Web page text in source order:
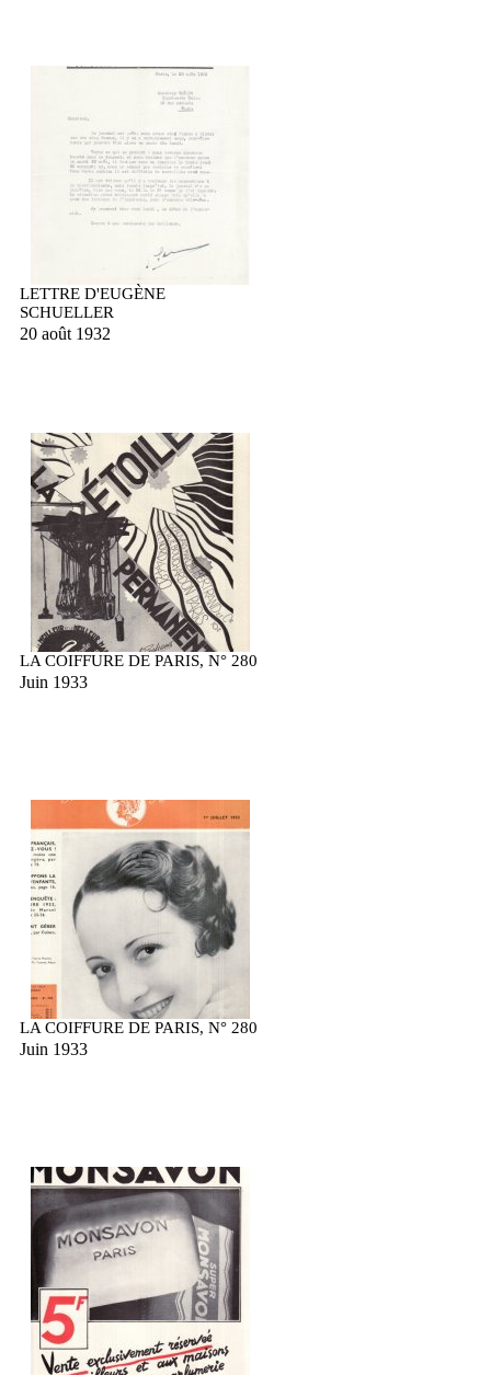
LETTRE D'EUGÈNE
SCHUELLER
20 août 1932
LA COIFFURE DE PARIS, N° 280
Juin 1933
LA COIFFURE DE PARIS, N° 280
Juin 1933